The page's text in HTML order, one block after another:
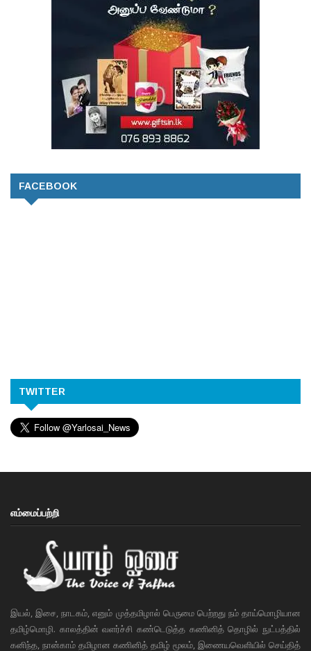
FACEBOOK
TWITTER
எம்மைப்பற்றி
இயல், இசை, நாடகம், எனும் முத்தமிழால் பெருமை பெற்றது நம் தாய்மொழியான
தமிழ்மொழி. காலத்தின் வளர்ச்சி கண்டெடுத்த கணினித் தொழில் நுட்பத்தில்
கனிந்த, நான்காம் தமிழான கணினித் தமிழ் மூலம், இணையவெளியில் செய்தித்